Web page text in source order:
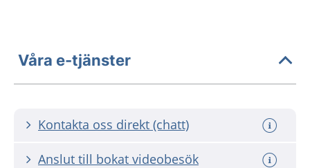
Våra e-tjänster
Kontakta oss direkt (chatt)
Anslut till bokat videobesök